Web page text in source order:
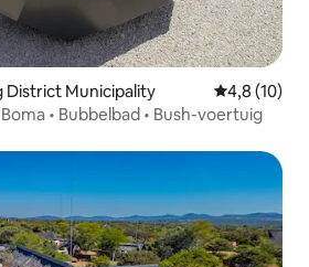
District Municipality
4,8 (10)
• Bubbelbad • Bush-voertuig